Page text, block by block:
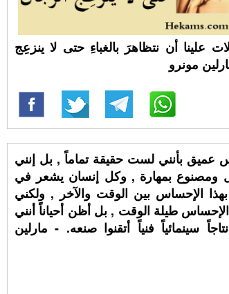
علينا أن نتظاهرَ بالغباءِ حتى لا ينزعِج
مونرو
بأنني لست حقيقة تماماً , بل إنني
ومصنوع بمهارة , وكل إنسان يشعر في
بهذا الإحساس بين الوقت والآخر , ولكني
طيلة الوقت , بل أظن أحياناً أنني
سينمائياً فنياً أتقنوا صنعه. - مارلين